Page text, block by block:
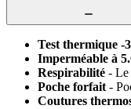
Test thermique -
Imperméable à
Respirabilité - Le
Poche forfait -
Coutures